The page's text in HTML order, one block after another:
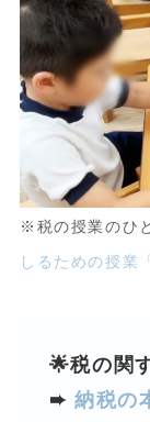
※税の授業のひ
しるための授業
🌟税の関
➨納税の